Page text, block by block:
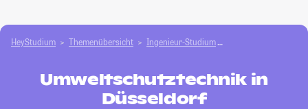
HeyStudium Themenübersicht Ingenieur-Studium
Umweltschutztechnik in
Düsseldorf